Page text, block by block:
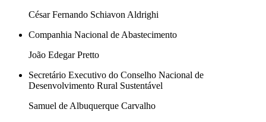
César Fernando Schiavon Aldrighi
Companhia Nacional de Abastecimento
João Edegar Pretto
Secretário Executivo do Conselho Nacional de
Desenvolvimento Rural Sustentável
Samuel de Albuquerque Carvalho